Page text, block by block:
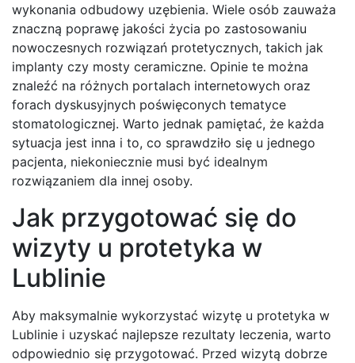
wykonania odbudowy uzębienia. Wiele osób zauważa
znaczną poprawę jakości życia po zastosowaniu
nowoczesnych rozwiązań protetycznych, takich jak
implanty czy mosty ceramiczne. Opinie te można
znaleźć na różnych portalach internetowych oraz
forach dyskusyjnych poświęconych tematyce
stomatologicznej. Warto jednak pamiętać, że każda
sytuacja jest inna i to, co sprawdziło się u jednego
pacjenta, niekoniecznie musi być idealnym
rozwiązaniem dla innej osoby.
Jak przygotować się do
wizyty u protetyka w
Lublinie
Aby maksymalnie wykorzystać wizytę u protetyka w
Lublinie i uzyskać najlepsze rezultaty leczenia, warto
odpowiednio się przygotować. Przed wizytą dobrze